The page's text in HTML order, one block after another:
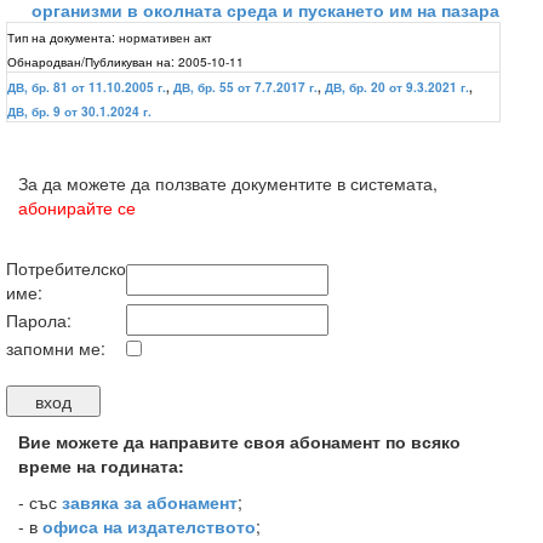
организми в околната среда и пускането им на пазара
Тип на документа: нормативен акт
Обнародван/Публикуван на: 2005-10-11
ДВ, бр. 81 от 11.10.2005 г., ДВ, бр. 55 от 7.7.2017 г., ДВ, бр. 20 от 9.3.2021 г.,
ДВ, бр. 9 от 30.1.2024 г.
За да можете да ползвате документите в системата,
абонирайте се
Потребителско
име:
Парола:
запомни ме:
Вие можете да направите своя абонамент по всяко
време на годината:
- със завяка за абонамент;
- в офиса на издателството;